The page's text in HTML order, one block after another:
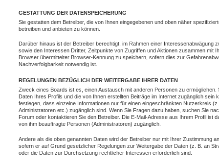
GESTATTUNG DER DATENSPEICHERUNG
Sie gestatten dem Betreiber, die von Ihnen eingegebenen und oben näher
betreiben und anbieten zu können.
Darüber hinaus ist der Betreiber berechtigt, im Rahmen einer Interessenabwägung
sowie den Interessen Dritter, Zeitpunkte von Zugriffen und Aktionen zusammen mit
Browser übermittelter Browser-Kennung zu speichern, sofern dies zur
Nachverfolgbarkeit notwendig ist.
REGELUNGEN BEZÜGLICH DER WEITERGABE IHRER DATEN
Zweck eines Boards ist es, einen Austausch mit anderen Personen zu
Daten Ihres Profils und die von Ihnen erstellten Beiträge im Internet zugänglich sein
festlegen, dass einzelne Informationen nur für einen eingeschränkten Nutzerkreis
Administratoren etc.) zugänglich sind. Wenn Sie Fragen dazu haben, suchen Sie
Forum oder kontaktieren Sie den Betreiber. Die E-Mail-Adresse aus Ihrem Profil ist
von ihm beauftragte Personen (Administratoren) zugänglich.
Andere als die oben genannten Daten wird der Betreiber nur mit Ihrer Zustimmung
sofern er auf Grund gesetzlicher Regelungen zur Weitergabe der Daten (z. B. an
oder die Daten zur Durchsetzung rechtlicher Interessen erforderlich sind.